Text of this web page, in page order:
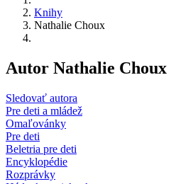
Knihy
Nathalie Choux
Autor Nathalie Choux
Sledovať autora
Pre deti a mládež
Omaľovánky
Pre deti
Beletria pre deti
Encyklopédie
Rozprávky